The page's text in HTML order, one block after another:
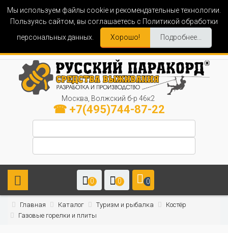
Мы используем файлы cookie и рекомендательные технологии.
Пользуясь сайтом, вы соглашаетесь с Политикой обработки
персональных данных.
Хорошо! Подробнее...
Москва, Волжский б-р 46к2
☎ +7(495)744-87-22
0 0 0
Главная Каталог Туризм и рыбалка
Костёр
Газовые горелки и плиты